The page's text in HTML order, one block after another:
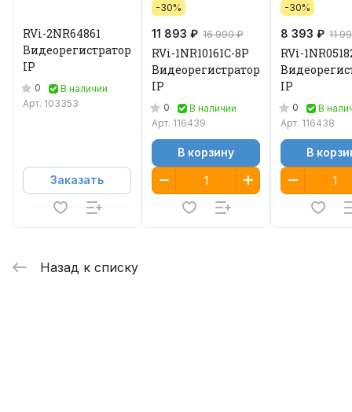
RVi-2NR64861
Видеорегистратор
IP
0
В наличии
Арт. 103353
Заказать
-30%
11 893 ₽ 16 990 ₽
RVi-1NR10161C-8P
Видеорегистратор
IP
0
В наличии
Арт. 116439
В корзину
-30%
8 393 ₽ 11
RVi-
IP
0
В
Арт. 116438
В
Назад к списку